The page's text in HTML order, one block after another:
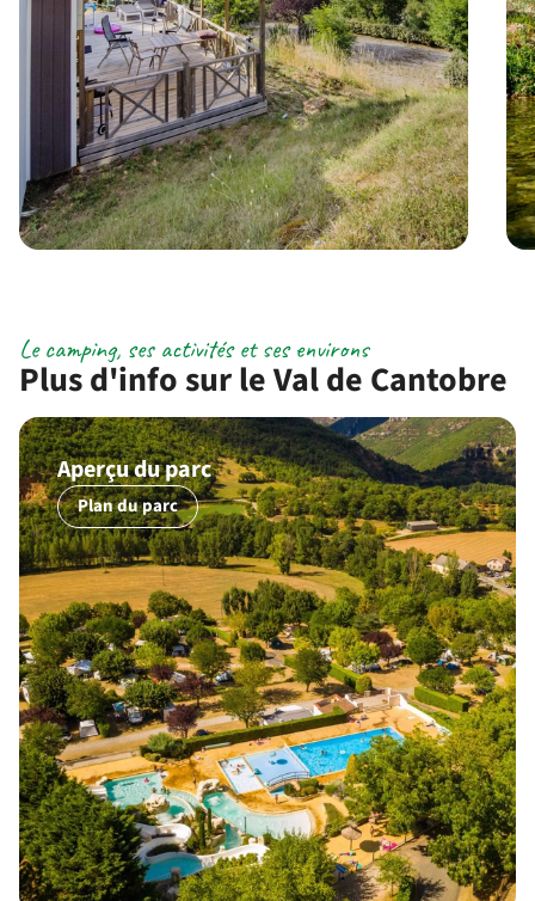
Plus d'info sur le Val de Cantobre
Le camping, ses activités et ses environs
Aperçu du parc
Plan du parc